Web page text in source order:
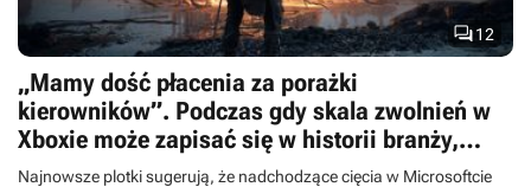
12
„Mamy dość płacenia za porażki
kierowników”. Podczas gdy skala zwolnień w
Xboxie może zapisać się w historii branży,
pracownicy stawiają twarde żądania
Najnowsze plotki sugerują, że nadchodzące cięcia w Microsoftcie